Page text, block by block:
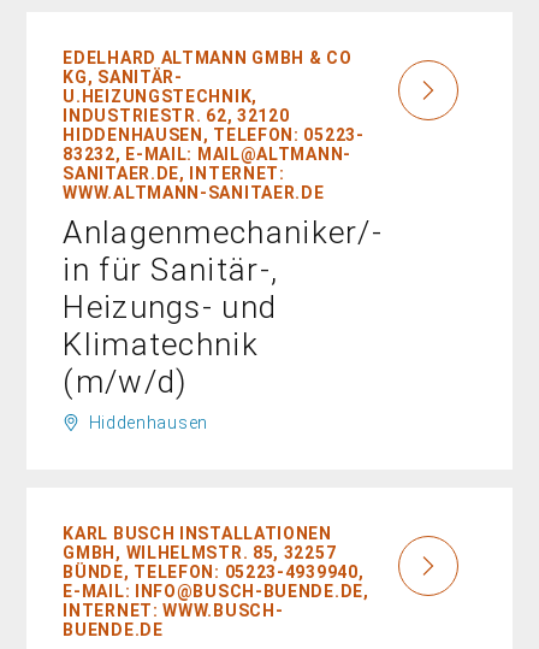
EDELHARD ALTMANN GMBH & CO
KG, SANITÄR-
U.HEIZUNGSTECHNIK,
INDUSTRIESTR. 62, 32120
HIDDENHAUSEN, TELEFON: 05223-
83232, E-MAIL: MAIL@ALTMANN-
SANITAER.DE, INTERNET:
WWW.ALTMANN-SANITAER.DE
Anlagenmechaniker/-
in für Sanitär-,
Heizungs- und
Klimatechnik
(m/w/d)
Hiddenhausen
KARL BUSCH INSTALLATIONEN
GMBH, WILHELMSTR. 85, 32257
BÜNDE, TELEFON: 05223-4939940,
E-MAIL: INFO@BUSCH-BUENDE.DE,
INTERNET: WWW.BUSCH-
BUENDE.DE